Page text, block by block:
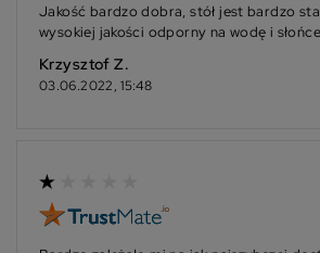
Jakość bardzo dobra, stół jest bardzo
wysokiej jakości odporny na wodę i
Krzysztof Z.
03.06.2022, 15:48